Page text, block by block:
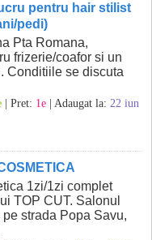
pentru hair stilist
pedi)
Pta Romana,
frizerie/coafor si un
Conditiile se discuta
| Pret: 1e | Adaugat la: 22 iun
1zi/1zi complet
TOP CUT. Salonul
strada Popa Savu,